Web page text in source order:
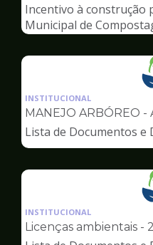
Incentivo à construção
Municipal de
INSTITUCIONAL
MANEJO ARBÓREO -
Lista de Documentos e
INSTITUCIONAL
Licenças ambientais -